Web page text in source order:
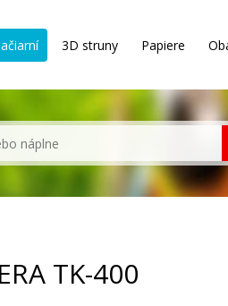
3D struny Papiere
TK-400